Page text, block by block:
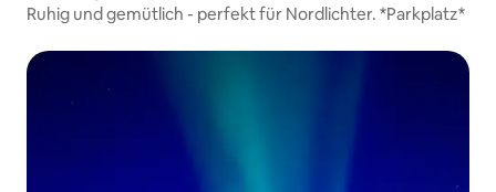
Ruhig und gemütlich - perfekt für Nordlichter. *Parkplatz*